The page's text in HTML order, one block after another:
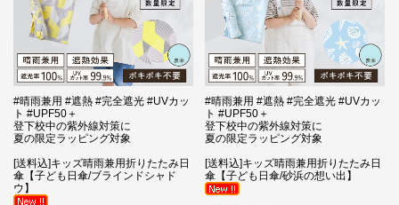
#晴雨兼用 #遮熱 #完全遮光 #UVカッ
ト #UPF50＋
登下校中の紫外線対策に
夏の限定ラッピング対象
[送料込]キッズ晴雨兼用折りたたみ日
傘【子ども日傘/ブラインドシャド
ウ】
#晴雨兼用 #遮熱 #完全遮光 #UVカッ
ト #UPF50＋
登下校中の紫外線対策に
夏の限定ラッピング対象
[送料込]キッズ晴雨兼用折りたたみ日
傘【子ども日傘/砂浜の想い出】